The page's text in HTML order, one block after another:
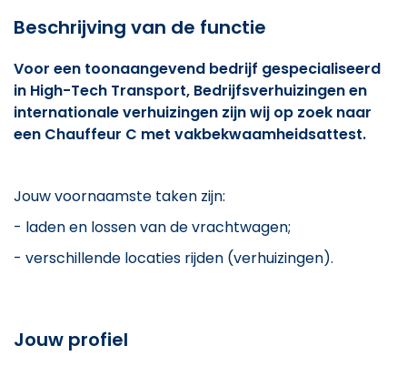
Beschrijving van de functie
Voor een toonaangevend bedrijf gespecialiseerd
in High-Tech Transport, Bedrijfsverhuizingen en
internationale verhuizingen zijn wij op zoek naar
een Chauffeur C met vakbekwaamheidsattest.
Jouw voornaamste taken zijn:
- laden en lossen van de vrachtwagen;
- verschillende locaties rijden (verhuizingen).
Jouw profiel